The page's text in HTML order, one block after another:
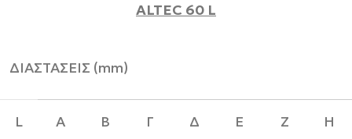
ALTEC 60 L
ΔΙΑΣΤΑΣΕΙΣ (mm)
L A B Γ Δ E Ζ H